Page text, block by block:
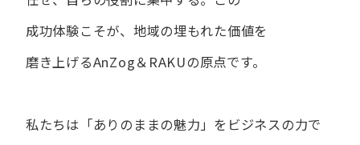
成功体験こそが、​地域の​埋もれた​価値を​
磨き上げる​AnZog＆RAKUの​原点です。
私たちは​「ありの​ままの​魅力」を​ビジネスの​力で​